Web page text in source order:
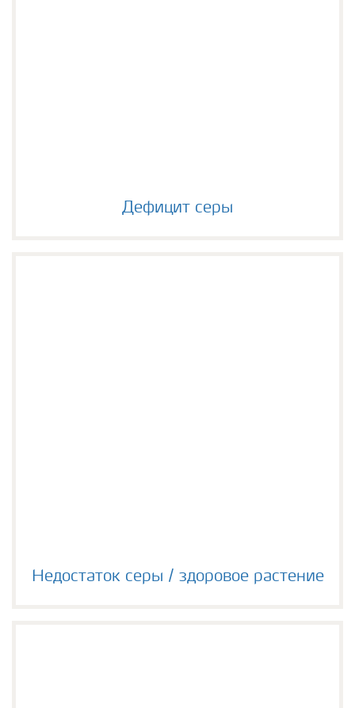
Дефицит серы
Недостаток серы / здоровое растение
Недостаток серы / здоровое растение